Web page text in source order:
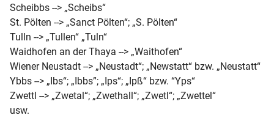
Scheibbs --> „Scheibs“
St. Pölten --> „Sanct Pölten“; „S. Pölten“
Tulln --> „Tullen“ „Tuln“
Waidhofen an der Thaya --> „Waithofen“
Wiener Neustadt --> „Neustadt“; „Newstatt“ bzw. „Neustatt“
Ybbs --> „Ibs“; „Ibbs”; „Ips“; „Ipß“ bzw. “Yps“
Zwettl --> „Zwetal“; „Zwethall“; „Zwetl“; „Zwettel“
usw.